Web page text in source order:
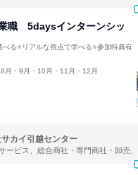
業職 5daysインターンシッ
べる⭐リアルな視点で学べる⭐参加特典有
月・9月・10月・11月・12月
カイ引越センター
ービス、総合商社・専門商社・卸売